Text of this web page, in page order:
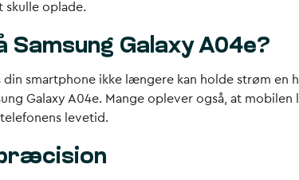
skulle oplade.
Galaxy A04e?
smartphone ikke længere kan holde strøm en
Galaxy A04e. Mange oplever også, at
levetid.